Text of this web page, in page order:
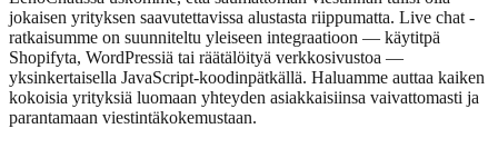
jokaisen yrityksen saavutettavissa alustasta riippumatta. Live chat -
ratkaisumme on suunniteltu yleiseen integraatioon — käytitpä
Shopifyta, WordPressiä tai räätälöityä verkkosivustoa —
yksinkertaisella JavaScript-koodinpätkällä. Haluamme auttaa kaiken
kokoisia yrityksiä luomaan yhteyden asiakkaisiinsa vaivattomasti ja
parantamaan viestintäkokemustaan.